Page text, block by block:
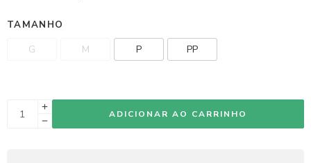
TAMANHO
G M P PP
ADICIONAR AO CARRINHO